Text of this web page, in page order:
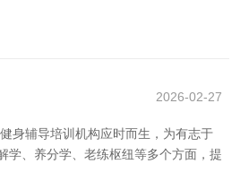
2026-02-27
身辅导培训机构应时而生，为有志于
学、养分学、老练枢纽等多个方面，提